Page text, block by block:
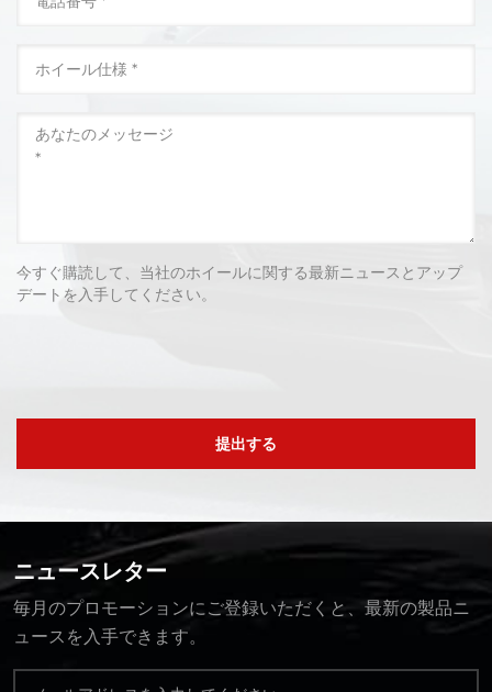
今すぐ購読して、当社のホイールに関する最新ニュースとアップ
デートを入手してください。
提出する
ニュースレター
毎月のプロモーションにご登録いただくと、最新の製品ニ
ュースを入手できます。